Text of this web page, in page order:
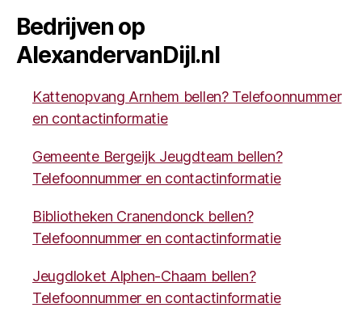
Bedrijven op
AlexandervanDijl.nl
Kattenopvang Arnhem bellen? Telefoonnummer
en contactinformatie
Gemeente Bergeijk Jeugdteam bellen?
Telefoonnummer en contactinformatie
Bibliotheken Cranendonck bellen?
Telefoonnummer en contactinformatie
Jeugdloket Alphen-Chaam bellen?
Telefoonnummer en contactinformatie